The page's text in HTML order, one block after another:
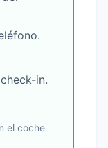
in.
el coche